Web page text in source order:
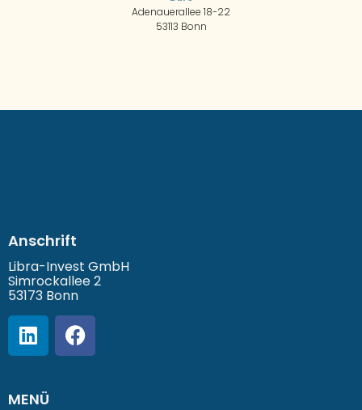
Adenauerallee 18-22
53113 Bonn
Anschrift
Libra-Invest GmbH
Simrockallee 2
53173 Bonn
MENÜ